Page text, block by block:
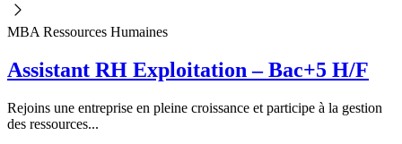
MBA Ressources Humaines
Assistant RH Exploitation – Bac+5 H/F
Rejoins une entreprise en pleine croissance et participe à la gestion
des ressources...